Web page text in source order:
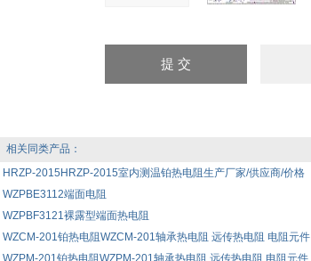
相关同类产品：
HRZP-2015HRZP-2015室内测温铂热电阻生产厂家/供应商/价格
WZPBE3112端面电阻
WZPBF3121裸露型端面热电阻
WZCM-201铂热电阻WZCM-201轴承热电阻 远传热电阻 电阻元件
WZPM-201铂热电阻WZPM-201轴承热电阻 远传热电阻 电阻元件